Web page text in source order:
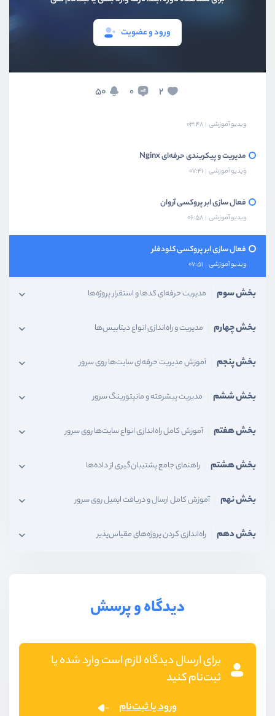
ورود و عضویت
2
0
50
راه‌اندازی اولین سایت روی سرور
ویدیو آموزشی 03:48
مدیریت و پیکربندی حرفه‌ای Nginx
ویدیو آموزشی 07:41
فعال سازی ابر پروکسی آروان
ویدیو آموزشی 06:58
فعال سازی ابر پروکسی کلودفلر
ویدیو آموزشی 07:51
بخش سوم مدیریت حرفه‌ای کدها و استقرار پروژه‌ها
بخش چهارم مدیریت و راه‌اندازی انواع دیتابیس‌ها
بخش پنجم آموزش مدیریت حرفه‌ای سایت‌ها روی سرور
بخش ششم مدیریت پیشرفته و مانیتورینگ سرور
بخش هفتم آموزش کامل راه‌اندازی انواع سایت‌ها روی سرور
بخش هشتم راهنمای جامع پشتیبان‌گیری از داده‌ها
بخش نهم آموزش کامل ارسال و دریافت ایمیل روی سرور
بخش دهم راه‌اندازی کردن پروژه‌های مقیاس‌پذیر
دیدگاه و پرسش
برای ارسال دیدگاه لازم است وارد شده یا
ثبت‌نام کنید
ورود یا ثبت‌نام